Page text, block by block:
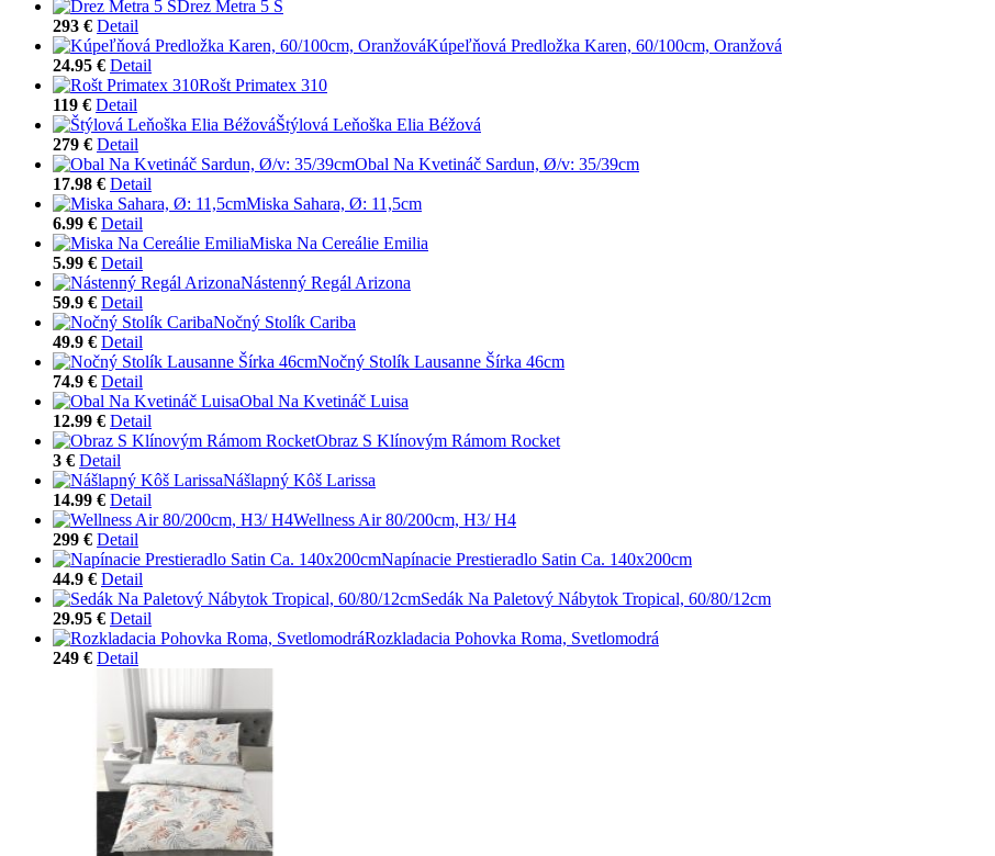
Drez Metra 5 S
293 € Detail
Kúpeľňová Predložka Karen, 60/100cm, Oranžová
24.95 € Detail
Rošt Primatex 310
119 € Detail
Štýlová Leňoška Elia Béžová
279 € Detail
Obal Na Kvetináč Sardun, Ø/v: 35/39cm
17.98 € Detail
Miska Sahara, Ø: 11,5cm
6.99 € Detail
Miska Na Cereálie Emilia
5.99 € Detail
Nástenný Regál Arizona
59.9 € Detail
Nočný Stolík Cariba
49.9 € Detail
Nočný Stolík Lausanne Šírka 46cm
74.9 € Detail
Obal Na Kvetináč Luisa
12.99 € Detail
Obraz S Klínovým Rámom Rocket
3 € Detail
Nášlapný Kôš Larissa
14.99 € Detail
Wellness Air 80/200cm, H3/ H4
299 € Detail
Napínacie Prestieradlo Satin Ca. 140x200cm
44.9 € Detail
Sedák Na Paletový Nábytok Tropical, 60/80/12cm
29.95 € Detail
Rozkladacia Pohovka Roma, Svetlomodrá
249 € Detail